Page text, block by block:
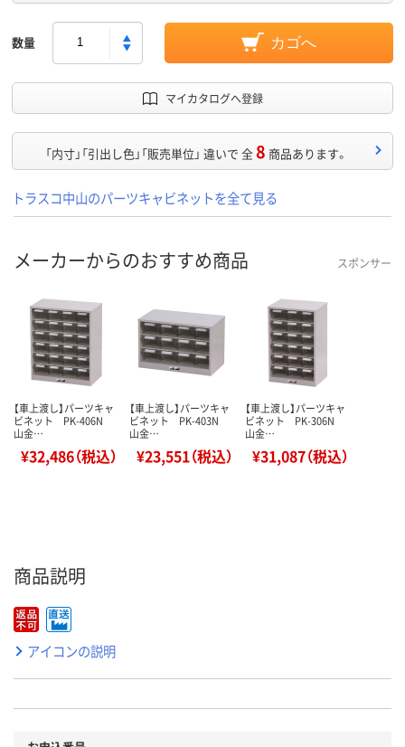
数量 カゴへ
マイカタログへ登録
「内寸」「引出し色」「販売単位」 違いで 全8 商品あります。
トラスコ中山のパーツキャビネットを全て見る
メーカーからのおすすめ商品 スポンサー
【車上渡し】パーツキャ
ビネット PK-406N
山金…
¥32,486（税込）
【車上渡し】パーツキャ
ビネット PK-403N
山金…
¥23,551（税込）
【車上渡し】パーツキャ
ビネット PK-306N
山金…
¥31,087（税込）
商品説明
アイコンの説明